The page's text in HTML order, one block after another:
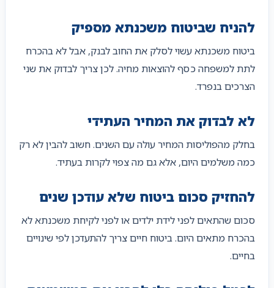
להניח שביטוח משכנתא מספיק
ביטוח משכנתא עשוי לסלק את החוב לבנק, אבל לא בהכרח
לתת למשפחה כסף להוצאות מחיה. לכן צריך לבדוק את שני
הצרכים בנפרד.
לא לבדוק את המחיר העתידי
בחלק מהפוליסות המחיר עולה עם השנים. חשוב להבין לא רק
כמה משלמים היום, אלא גם מה צפוי לקרות בעתיד.
להחזיק סכום ביטוח שלא עודכן שנים
סכום שהתאים לפני לידת ילדים או לפני לקיחת משכנתא לא
בהכרח מתאים היום. ביטוח חיים צריך להתעדכן לפי שינויים
בחיים.